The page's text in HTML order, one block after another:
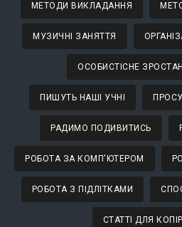
МЕТОДИ ВИКЛАДАННЯ
МУЗИЧНІ ЗАНЯТТЯ
ОСОБИСТІСНЕ
ПИШУТЬ НАШІ УЧНІ
РАДИМО ПОДИВИТИСЬ
РОБОТА ЗА КОМП'ЮТЕРОМ
РОБОТА З ПІДЛІТКАМИ
СТАТТІ ДЛЯ